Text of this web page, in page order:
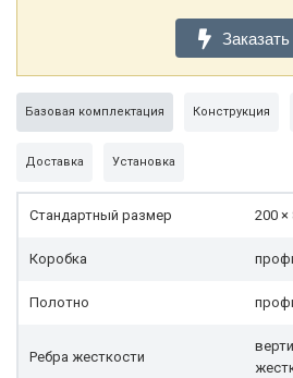
Заказать
Базовая комплектация Конструкция
Доставка Установка
Стандартный размер 200 ×
Коробка
Полотно
Ребра жесткости